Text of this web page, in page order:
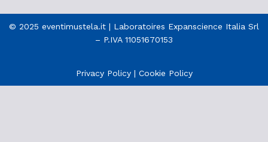
© 2025 eventimustela.it | Laboratoires Expanscience Italia Srl
– P.IVA 11051670153
Privacy Policy| Cookie Policy